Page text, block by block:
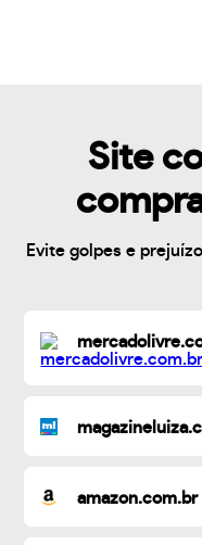
Site
Evite golpes e
amazon.com.br